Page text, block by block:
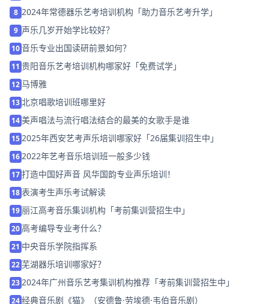
8 2024年常德器乐艺考培训机构「助力音乐艺考升学」
9 声乐几岁开始学比较好？
10音乐专业出国读研前景如何？
11 贵阳音乐艺考培训机构哪家好「免费试学」
12马博雅
13 北京唱歌培训班哪里好
14美声唱法与流行唱法结合的最美的女歌手是谁
15 2025年西安艺考声乐培训哪家好「26届集训招生中」
16 2022年艺考音乐培训班一般多少钱
17打造中国好声音 风华国韵专业声乐培训！
18表演考生声乐考试解读
19丽江高考音乐集训机构「考前集训营招生中」
20高考编导专业考什么？
21 中央音乐学院指挥系
22芜湖器乐培训哪家好？
23 2024年广州音乐艺考集训机构推荐「考前集训营招生中」
24经典音乐剧《猫》（安德鲁·劳埃德·韦伯音乐剧）